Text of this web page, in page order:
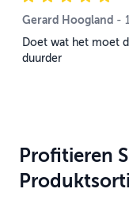
Gerard Hoogland -
Doet wat het moet
duurder
Profitieren